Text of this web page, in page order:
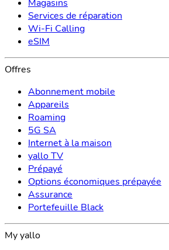
Magasins
Services de réparation
Wi-Fi Calling
eSIM
Offres
Abonnement mobile
Appareils
Roaming
5G SA
Internet à la maison
yallo TV
Prépayé
Options économiques prépayée
Assurance
Portefeuille Black
My yallo